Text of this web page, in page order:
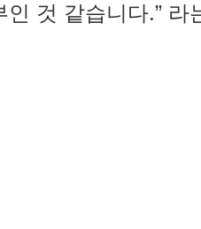
인 것 같습니다.” 라